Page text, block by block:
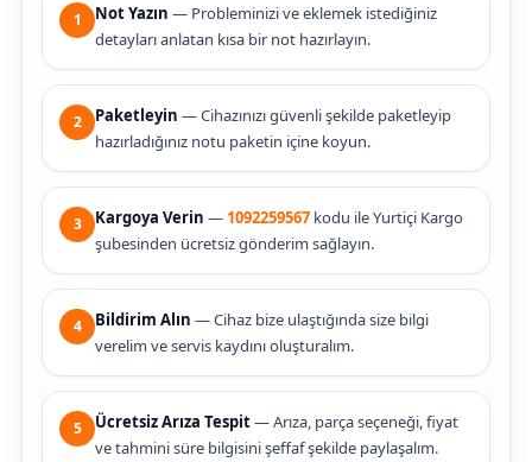
1 Not Yazın — Probleminizi ve eklemek istediğiniz
detayları anlatan kısa bir not hazırlayın.
2 Paketleyin — Cihazınızı güvenli şekilde paketleyip
hazırladığınız notu paketin içine koyun.
3 Kargoya Verin — 1092259567 kodu ile Yurtiçi Kargo
şubesinden ücretsiz gönderim sağlayın.
4 Bildirim Alın — Cihaz bize ulaştığında size bilgi
verelim ve servis kaydını oluşturalım.
5 Ücretsiz Arıza Tespit— Arıza, parça seçeneği, fiyat
ve tahmini süre bilgisini şeffaf şekilde paylaşalım.